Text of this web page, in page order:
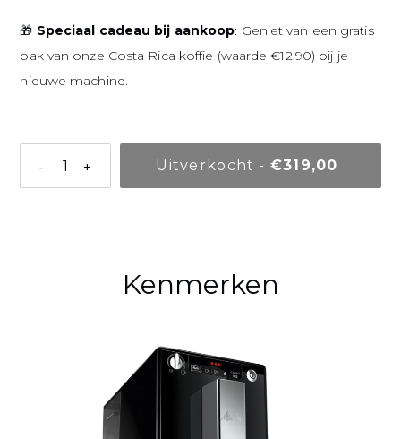
🎁 Speciaal cadeau bij aankoop: Geniet van een gratis
pak van onze Costa Rica koffie (waarde €12,90) bij je
nieuwe machine.
- + Uitverkocht - Normale
€319,00
Kenmerken